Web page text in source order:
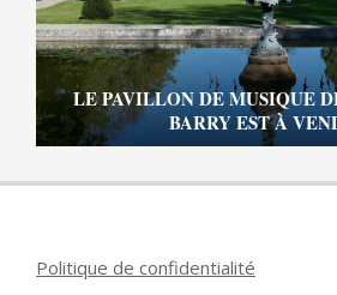
LE PAVILLON DE MUSIQUE
BARRY EST À
Politique de confidentialité